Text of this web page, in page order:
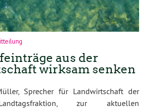
aus der
wirksam senken
Sprecher für Landwirtschaft der
zur aktuellen